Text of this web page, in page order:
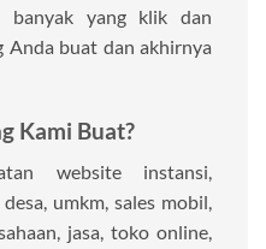
banyak yang klik dan
Anda buat dan akhirnya
Kami Buat?
website instansi,
umkm, sales mobil,
jasa, toko online,